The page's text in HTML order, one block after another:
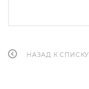
НАЗАД К СПИСКУ